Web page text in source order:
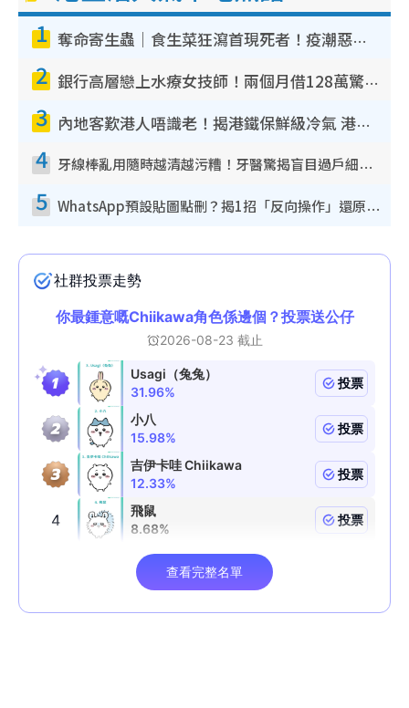
1 奪命寄生蟲｜食生菜狂瀉首現死者！疫潮惡化錄1.8萬宗病例 揭洗菜3大謬誤
2 銀行高層戀上水療女技師！兩個月借128萬驚覺「沉船」沉落火海 揭背後疑似邪教操控賣淫
3 內地客歎港人唔識老！揭港鐵保鮮級冷氣 港人求放過：咪投訴
4 牙線棒亂用隨時越清越污糟！牙醫驚揭盲目過戶細菌恐致蛀牙：呢種先係日常真保養
5 WhatsApp預設貼圖點刪？揭1招「反向操作」還原簡潔介面 附3步實測教學